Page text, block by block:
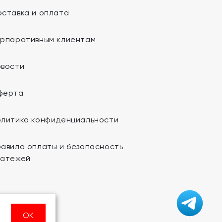
и оплата
клиентам
конфиденциальности
оплаты и безопасность
ОК